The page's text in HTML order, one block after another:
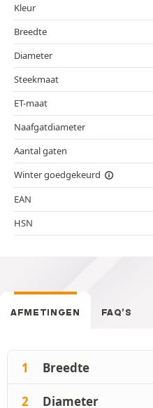
Kleur
Breedte
Diameter
Steekmaat
ET-maat
Naafgatdiameter
Aantal gaten
Winter goedgekeurd
EAN
HSN
AFMETINGEN FAQ’S
1 Breedte
2 Diameter